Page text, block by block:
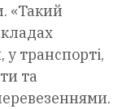
«Такий
у транспорті,
та